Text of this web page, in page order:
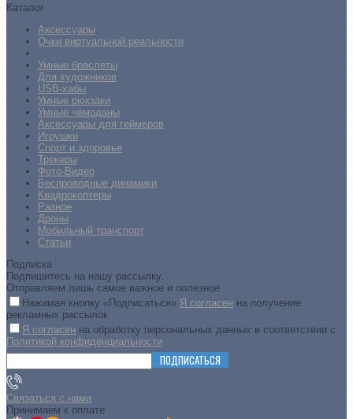
Каталог
Аксессуары
Очки виртуальной реальности
Умные браслеты
Для художников
USB-хабы
Умные рюкзаки
Умные чемоданы
Аксессуары для геймеров
Игрушки
Спорт и здоровье
Трекеры
Фото-Видео
Беспроводные динамики
Квадрокоптеры
Разное
Дроны
Мобильный транспорт
Статьи
Подписка
Подпишитесь на нашу рассылку.
Отправляем лишь самое важное и полезное
Нажимая кнопку «Подписаться» Я согласен на получение
рекламных рассылок
Я согласен на обработку персональных данных в соответствии с
Политикой конфиденциальности
ПОДПИСАТЬСЯ
Связаться с нами
Принимаем к оплате